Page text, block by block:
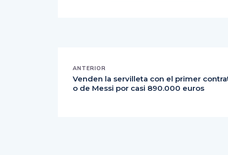
ANTERIOR
Venden la servilleta con el primer
o de Messi por casi 890.000 euros